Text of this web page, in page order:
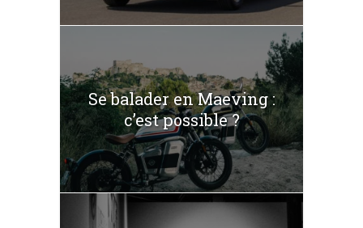
Se balader en Maeving :
c’est possible ?